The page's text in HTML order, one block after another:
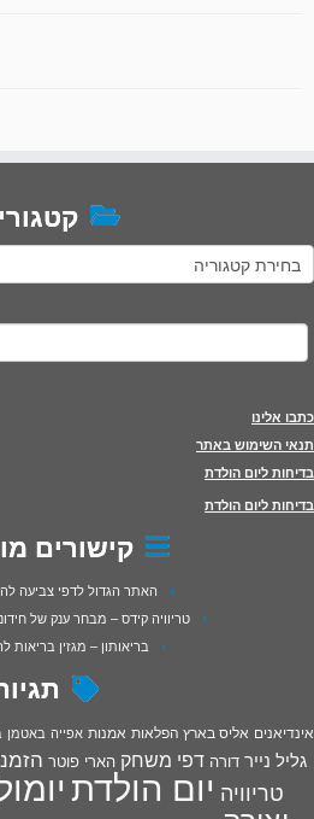
קטגוריות
חיפוש:
כתבו אלינו
תנאי השימוש באתר
בדיחות ליום הולדת
בדיחות ליום הולדת
קישורים
האתר הגדול לדפי צביעה
טריוויה קידס – מבחר ענק של
בריאותון – מגזין בריאות
אינדיאנים אליס בארץ הפלאות אמנות אפייה באטמן
גליל נייר דורה דפי משחק הארי פוטר
טריוויה יום הולדת